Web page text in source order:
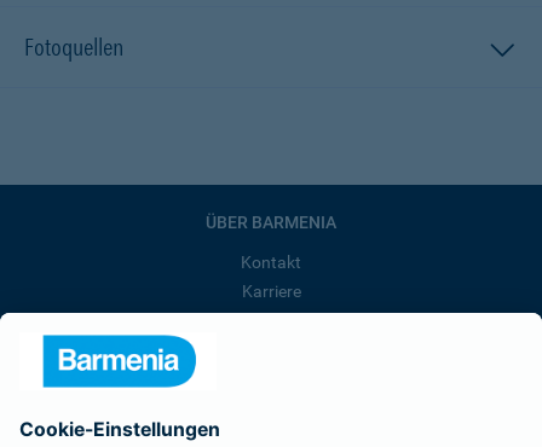
Fotoquellen
ÜBER BARMENIA
Kontakt
Karriere
Barmenia ist Teil der BarmeniaGothaer